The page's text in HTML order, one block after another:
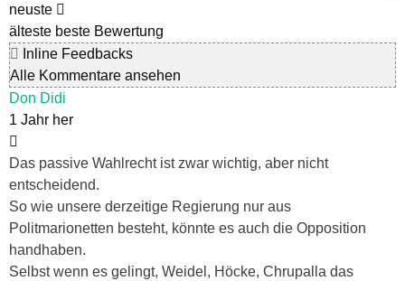
neuste
älteste beste Bewertung
Inline Feedbacks
Alle Kommentare ansehen
Don Didi
1 Jahr her
Das passive Wahlrecht ist zwar wichtig, aber nicht
entscheidend.
So wie unsere derzeitige Regierung nur aus
Politmarionetten besteht, könnte es auch die Opposition
handhaben.
Selbst wenn es gelingt, Weidel, Höcke, Chrupalla das